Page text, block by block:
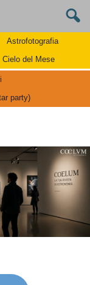
Astrofotografia
Cielo del Mese
party)